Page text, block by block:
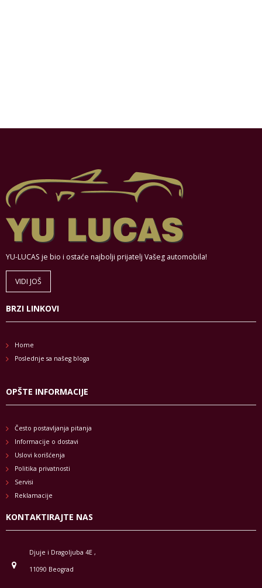
YU-LUCAS je bio i ostaće najbolji prijatelj Vašeg automobila!
VIDI JOŠ
BRZI LINKOVI
Home
Poslednje sa našeg bloga
OPŠTE INFORMACIJE
Često postavljanja pitanja
Informacije o dostavi
Uslovi korišćenja
Politika privatnosti
Servisi
Reklamacije
KONTAKTIRAJTE NAS
Djuje i Dragoljuba 4E ,
11090 Beograd